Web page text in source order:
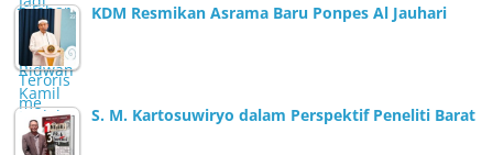
KDM Resmikan Asrama Baru Ponpes Al Jauhari
S. M. Kartosuwiryo dalam Perspektif Peneliti Barat